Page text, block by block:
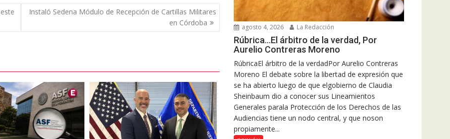
Instaló Sedena Módulo de Recepción de Cartillas Militares
en Córdoba
agosto 4, 2026 La Redacción
Rúbrica…El árbitro de la verdad, Por
Aurelio Contreras Moreno
RúbricaEl árbitro de la verdadPor Aurelio Contreras
Moreno El debate sobre la libertad de expresión que
se ha abierto luego de que elgobierno de Claudia
Sheinbaum dio a conocer sus Lineamientos
Generales parala Protección de los Derechos de las
Audiencias tiene un nodo central, y que noson
propiamente...